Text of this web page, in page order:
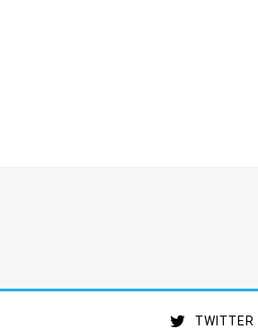
TWITTER